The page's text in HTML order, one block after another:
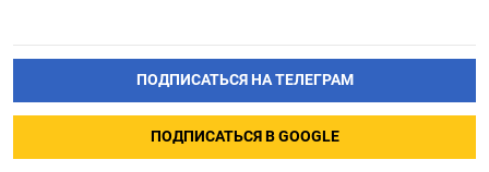
ПОДПИСАТЬСЯ НА ТЕЛЕГРАМ
ПОДПИСАТЬСЯ В GOOGLE